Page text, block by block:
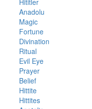
Anadolu
Magic
Fortune
Divination
Ritual
Evil Eye
Prayer
Belief
Hittite
Hittites